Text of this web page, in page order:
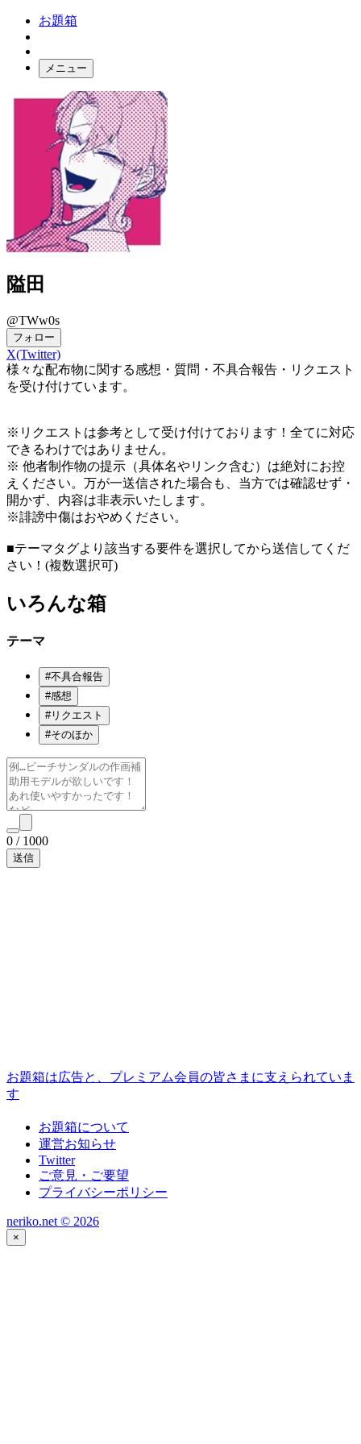
お題箱
メニュー
お題ガチャ
ログイン
隘田
@TWw0s
フォロー
X(Twitter)
様々な配布物に関する感想・質問・不具合報告・リクエスト
を受け付けています。
※リクエストは参考として受け付けております！全てに対応
できるわけではありません。
※ 他者制作物の提示（具体名やリンク含む）は絶対にお控
えください。万が一送信された場合も、当方では確認せず・
開かず、内容は非表示いたします。
※誹謗中傷はおやめください。
■テーマタグより該当する要件を選択してから送信してくだ
さい！(複数選択可)
いろんな箱
テーマ
#不具合報告
#感想
#リクエスト
#そのほか
0 / 1000
お題箱は広告と、プレミアム会員の皆さまに支えられていま
す
お題箱について
運営お知らせ
Twitter
ご意見・ご要望
プライバシーポリシー
neriko.net © 2026
×